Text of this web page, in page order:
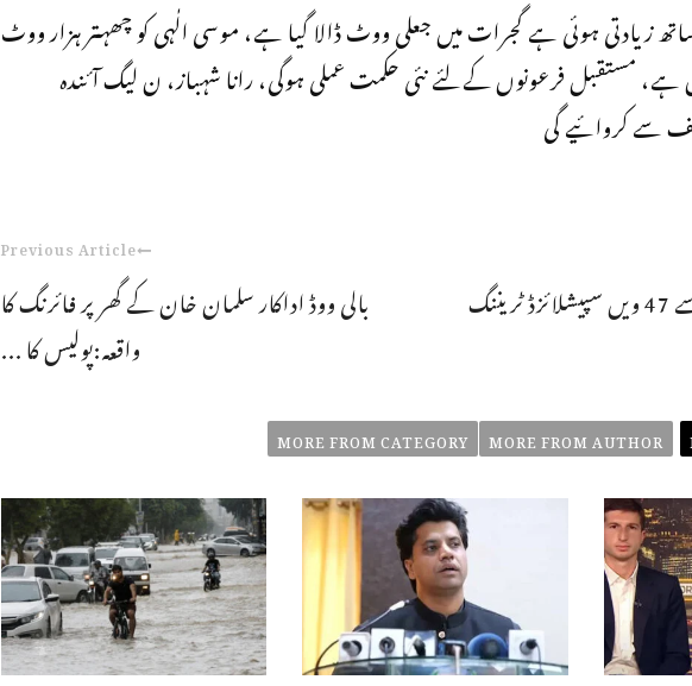
زیادتی ہوئی ہے گجرات میں جعلی ووٹ ڈالا گیا ہے، موسی الٰہی کو چھہتر ہزار ووٹ
ہے، مستقبل فرعونوں کےلئے نئی حکمت عملی ہوگی، رانا شہباز، ن لیگ آئندہ
سے کروائیے گی
Previous Article
بالی ووڈ اداکار سلمان خان کے گھر پر فائرنگ کا
واقعہ:پولیس کا ...
گورنر پنجاب محمد بلیغ سے 47 ویں سپیشلائزڈ ٹریننگ
MORE FROM AUTHOR
MORE FROM CATEGORY